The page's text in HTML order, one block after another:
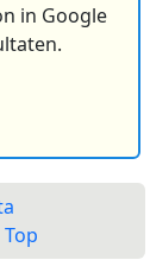
in Google
Top